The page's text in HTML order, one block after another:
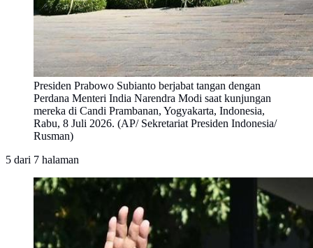
Presiden Prabowo Subianto berjabat tangan dengan
Perdana Menteri India Narendra Modi saat kunjungan
mereka di Candi Prambanan, Yogyakarta, Indonesia,
Rabu, 8 Juli 2026. (AP/ Sekretariat Presiden Indonesia/
Rusman)
5 dari 7 halaman